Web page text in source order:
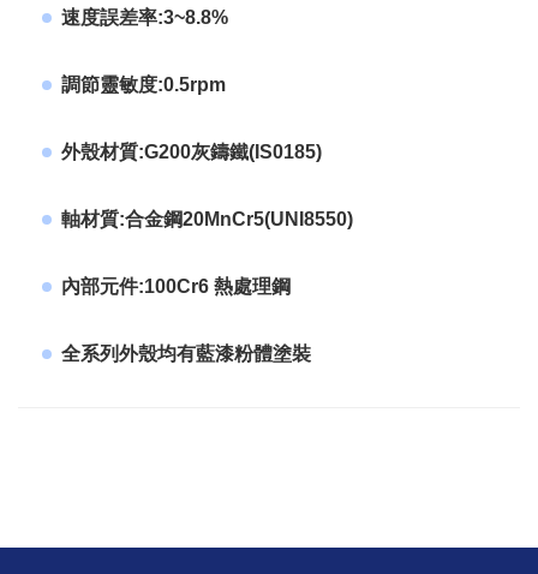
速度誤差率:3~8.8%
調節靈敏度:0.5rpm
外殼材質:G200灰鑄鐵(IS0185)
軸材質:合金鋼20MnCr5(UNI8550)
內部元件:100Cr6 熱處理鋼
全系列外殼均有藍漆粉體塗裝